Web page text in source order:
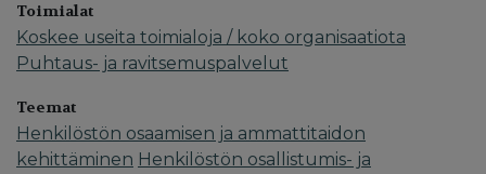
Toimialat
Koskee useita toimialoja / koko organisaatiota
Puhtaus- ja ravitsemuspalvelut
Teemat
Henkilöstön osaamisen ja ammattitaidon
kehittäminen Henkilöstön osallistumis- ja